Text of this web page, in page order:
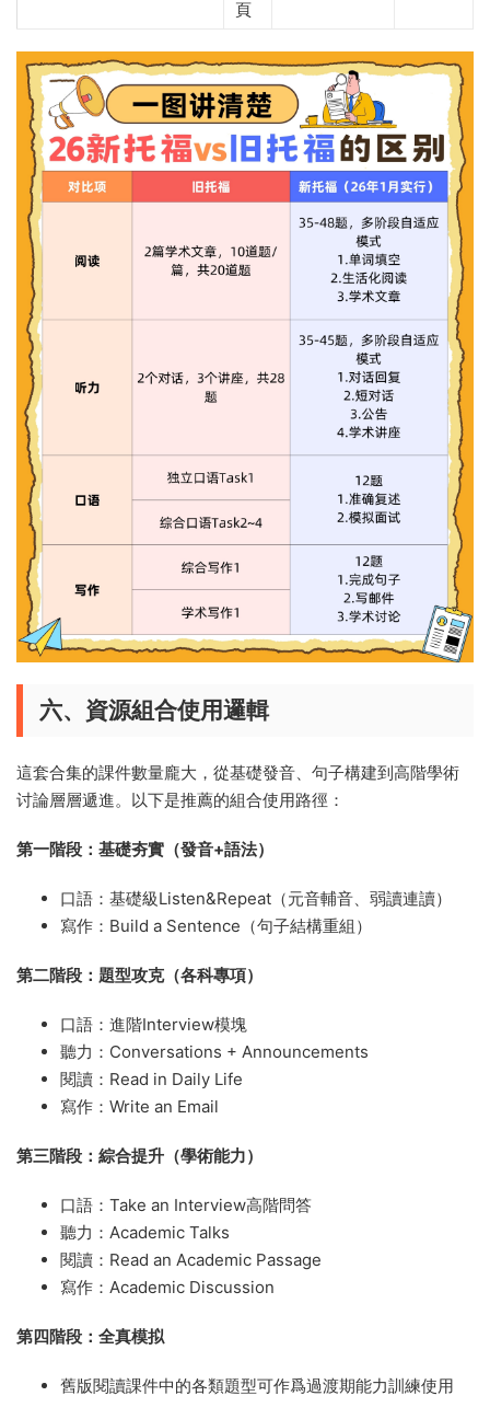
頁
六、資源組合使用邏輯
這套合集的課件數量龐大，從基礎發音、句子構建到高階學術
讨論層層遞進。以下是推薦的組合使用路徑：
第一階段：基礎夯實（發音+語法）
口語：基礎級Listen&Repeat（元音輔音、弱讀連讀）
寫作：Build a Sentence（句子結構重組）
第二階段：題型攻克（各科專項）
口語：進階Interview模塊
聽力：Conversations + Announcements
閱讀：Read in Daily Life
寫作：Write an Email
第三階段：綜合提升（學術能力）
口語：Take an Interview高階問答
聽力：Academic Talks
閱讀：Read an Academic Passage
寫作：Academic Discussion
第四階段：全真模拟
舊版閱讀課件中的各類題型可作爲過渡期能力訓練使用